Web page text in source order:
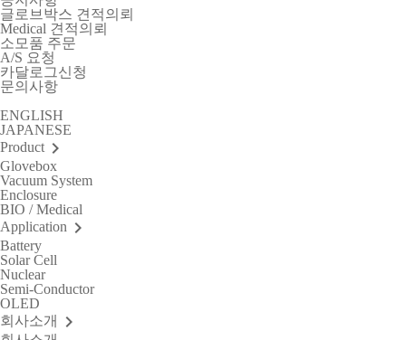
글로브박스 견적의뢰
Medical 견적의뢰
소모품 주문
A/S 요청
카달로그신청
문의사항
ENGLISH
JAPANESE
Productkeyboard_arrow_right
Glovebox
Vacuum System
Enclosure
BIO / Medical
Application keyboard_arrow_right
Battery
Solar Cell
Nuclear
Semi-Conductor
OLED
회사소개
keyboard_arrow_right